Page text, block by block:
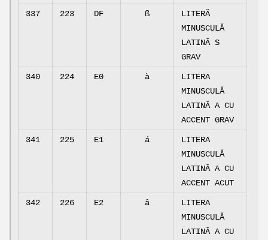
337 223 DF ß
LITERĂ
MINUSCULĂ
LATINĂ S
GRAV
340 224 E0 à
LITERA
MINUSCULĂ
LATINĂ A CU
ACCENT GRAV
341 225 E1 á
LITERA
MINUSCULĂ
LATINĂ A CU
ACCENT ACUT
342 226 E2 â
LITERA
MINUSCULĂ
LATINĂ A CU